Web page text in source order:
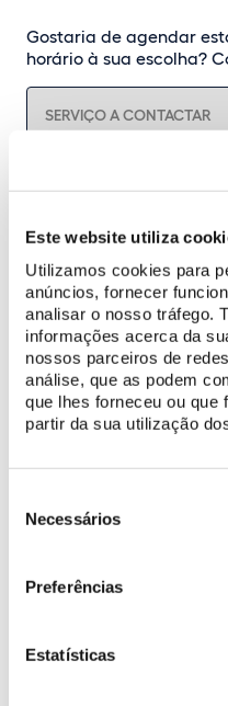
Este website utiliza
Utilizamos cookies para
anúncios, fornecer
analisar o nosso tráfego.
informações acerca da
nossos parceiros de
análise, que as podem
que lhes forneceu ou que
partir da sua utilização
Necessários
Preferências
Estatísticas
Gostaria de agendar
horário à sua escolha?